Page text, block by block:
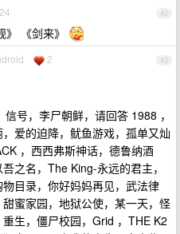
42
》 《剑来》
43
2
号，李尸朝鲜，请回答 1988 ，
爱的迫降，鱿鱼游戏，孤单又灿
，西西弗斯神话，德鲁纳酒
之名，The King-永远的君主，
目录，你好妈妈再见，武法律
蜜家园，地狱公使，某一天，怪
生，僵尸校园，Grid ，THE K2